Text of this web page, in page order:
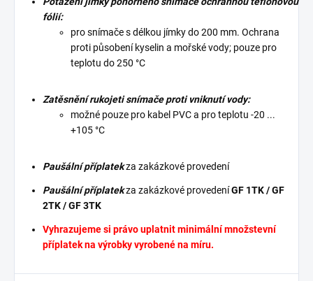
fólií:
pro snímače s délkou jímky do 200 mm. Ochrana
proti působení kyselin a mořské vody; pouze pro
teplotu do 250 °C
Zatěsnění rukojeti snímače proti vniknutí vody:
možné pouze pro kabel PVC a pro teplotu -20 ...
+105 °C
Paušální příplatekza zakázkové provedení
Paušální příplatekza zakázkové provedeníGF 1TK / GF
2TK / GF 3TK
Vyhrazujeme si právo uplatnit minimální množstevní
příplatek na výrobky vyrobené na míru.